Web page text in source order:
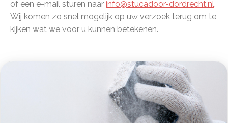
of een e-mail sturen naar info@stucadoor-dordrecht.nl.
Wij komen zo snel mogelijk op uw verzoek terug om te
kijken wat we voor u kunnen betekenen.